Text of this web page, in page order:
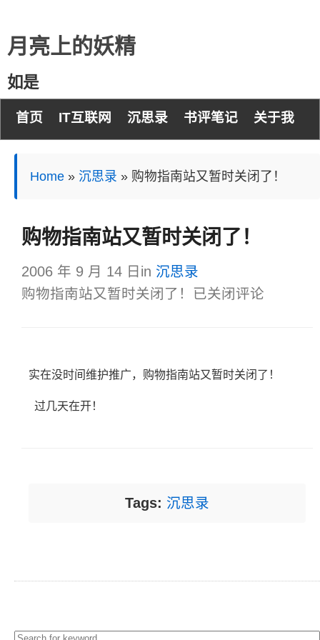
月亮上的妖精
如是
首页 IT互联网 沉思录 书评笔记 关于我
Home» 沉思录 » 购物指南站又暂时关闭了！
购物指南站又暂时关闭了！
2006 年 9 月 14 日 in 沉思录
购物指南站又暂时关闭了！ 已关闭评论
实在没时间维护推广，购物指南站又暂时关闭了！
过几天在开！
Tags: 沉思录